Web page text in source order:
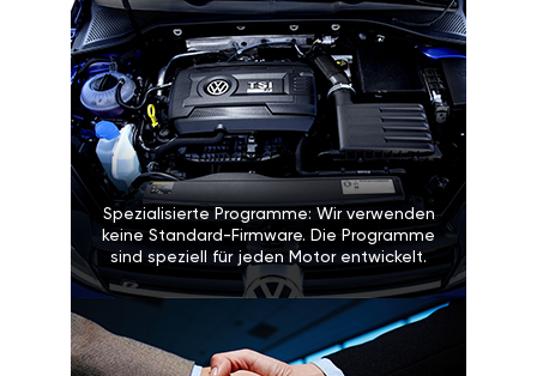
Spezialisierte Programme: Wir verwenden
keine Standard-Firmware. Die Programme
sind speziell für jeden Motor entwickelt.